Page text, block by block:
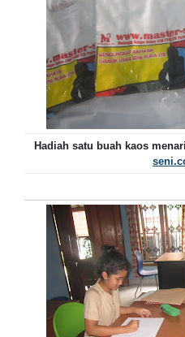
Hadiah satu buah kaos